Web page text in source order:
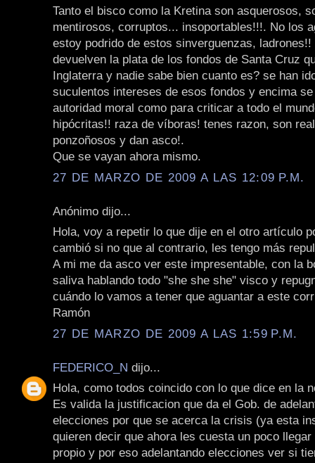
Tanto el bisco como la Kretina son asquerosos,
mentirosos, corruptos... insoportables!!!. No los
estoy podrido de estos sinverguenzas, ladrones!!
devuelven la plata de los fondos de Santa Cruz
Inglaterra y nadie sabe bien cuanto es? se han
suculentos intereses de esos fondos y encima
autoridad moral como para criticar a todo el
hipócritas!! raza de víboras! tenes razon, son
ponzoñosos y dan asco!.
Que se vayan ahora mismo.
27 DE MARZO DE 2009 A LAS 12:09 P.M.
Anónimo dijo...
Hola, voy a repetir lo que dije en el otro artículo
cambió si no que al contrario, les tengo más
A mi me da asco ver este impresentable, con la
saliva hablando todo "she she she" visco y
cuándo lo vamos a tener que aguantar a este
Ramón
27 DE MARZO DE 2009 A LAS 1:59 P.M.
FEDERICO_N dijo...
Hola, como todos coincido con lo que dice en la
Es valida la justificacion que da el Gob. de
elecciones por que se acerca la crisis (ya esta
quieren decir que ahora les cuesta un poco llegar
propio y por eso adelantando elecciones ver si